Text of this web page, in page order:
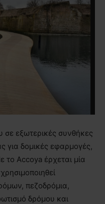
σε εξωτερικές συνθήκες
για δομικές εφαρμογές,
Accoya έρχεται μία
πεζοδρόμια,
δρόμου και